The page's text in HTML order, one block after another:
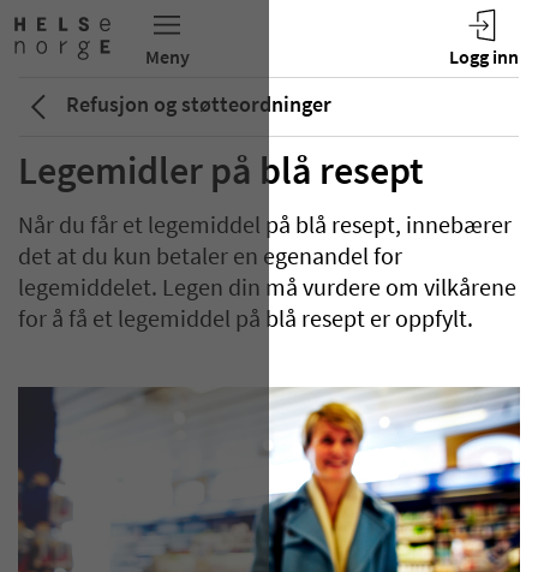
Refusjon og støtteordninger
Legemidler på blå resept
Når du får et legemiddel på blå resept, innebærer
det at du kun betaler en egenandel for
legemiddelet. Legen din må vurdere om vilkårene
for å få et legemiddel på blå resept er oppfylt.